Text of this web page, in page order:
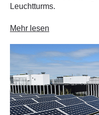
Leuchtturms.
Mehr lesen